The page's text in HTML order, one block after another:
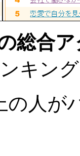
総合
キン
の人が